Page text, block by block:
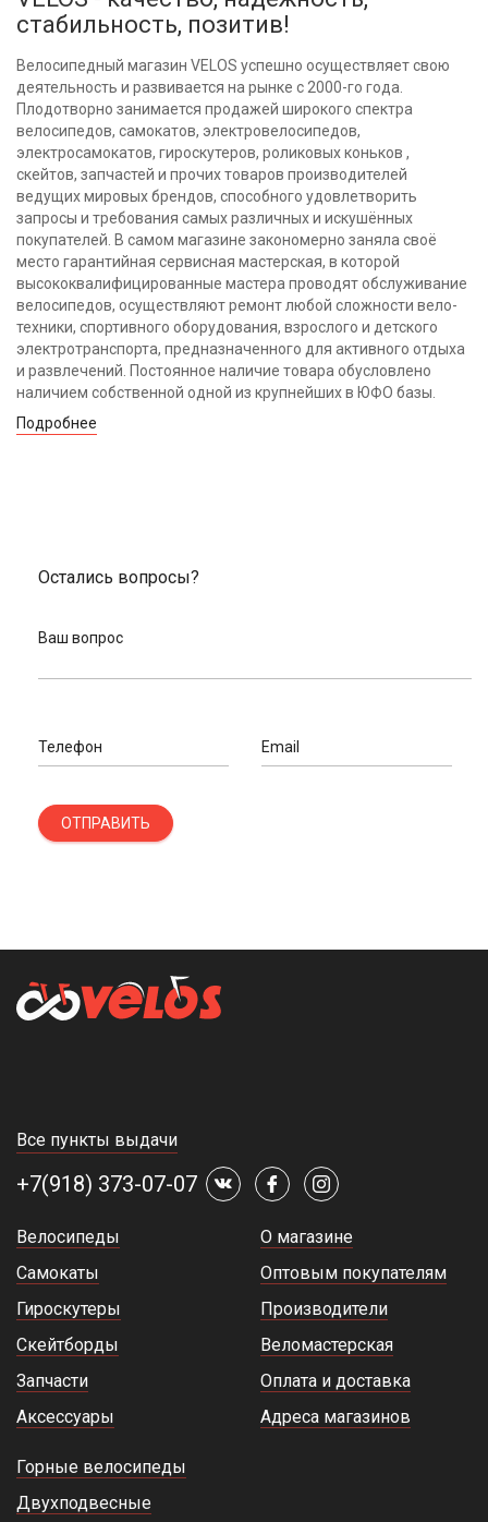
стабильность, позитив!
Велосипедный магазин VELOS успешно осуществляет свою
деятельность и развивается на рынке с 2000-го года.
Плодотворно занимается продажей широкого спектра
велосипедов, самокатов, электровелосипедов,
электросамокатов, гироскутеров, роликовых коньков ,
скейтов, запчастей и прочих товаров производителей
ведущих мировых брендов, способного удовлетворить
запросы и требования самых различных и искушённых
покупателей. В самом магазине закономерно заняла своё
место гарантийная сервисная мастерская, в которой
высококвалифицированные мастера проводят обслуживание
велосипедов, осуществляют ремонт любой сложности вело-
техники, спортивного оборудования, взрослого и детского
электротранспорта, предназначенного для активного отдыха
и развлечений. Постоянное наличие товара обусловлено
наличием собственной одной из крупнейших в ЮФО базы.
Подробнее
Остались вопросы?
Ваш вопрос
Телефон Email
ОТПРАВИТЬ
Все пункты выдачи
+7(918) 373-07-07
Велосипеды
Самокаты
Гироскутеры
Скейтборды
Запчасти
Аксессуары
О магазине
Оптовым покупателям
Производители
Веломастерская
Оплата и доставка
Адреса магазинов
Горные велосипеды
Двухподвесные